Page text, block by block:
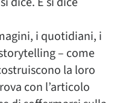
i quotidiani, i
– come
la loro
con l’articolo